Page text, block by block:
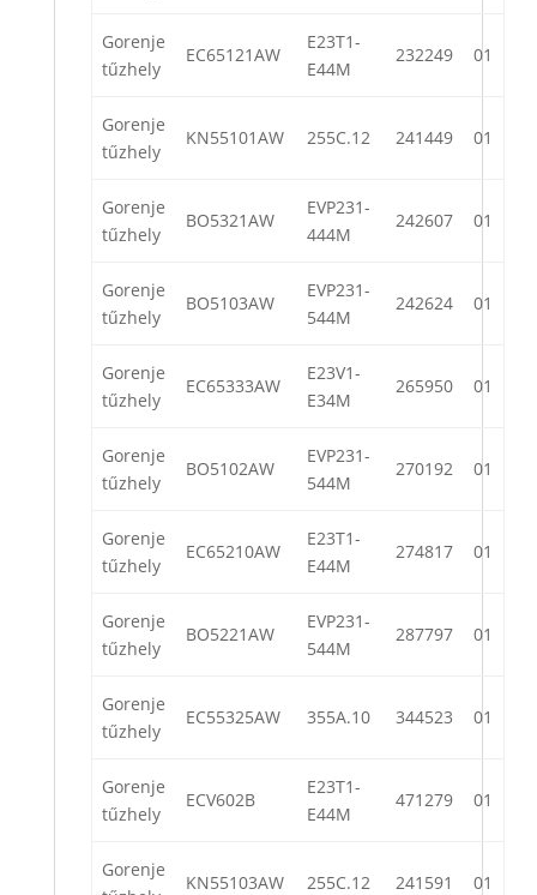
Gorenje
tűzhely
EC65121AW
E23T1-
E44M
232249 01
Gorenje
tűzhely
KN55101AW 255C.12 241449 01
Gorenje
tűzhely
BO5321AW
EVP231-
444M
242607 01
Gorenje
tűzhely
BO5103AW
EVP231-
544M
242624 01
Gorenje
tűzhely
EC65333AW
E23V1-
E34M
265950 01
Gorenje
tűzhely
BO5102AW
EVP231-
544M
270192 01
Gorenje
tűzhely
EC65210AW
E23T1-
E44M
274817 01
Gorenje
tűzhely
BO5221AW
EVP231-
544M
287797 01
Gorenje
tűzhely
EC55325AW 355A.10 344523 01
Gorenje
tűzhely
ECV602B
E23T1-
E44M
471279 01
Gorenje
KN55103AW 255C.12 241591 01